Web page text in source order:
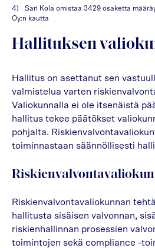
Sari Kola omistaa 3429 osaketta
Oy:n kautta
Hallituksen
Hallitus on asettanut sen
valmistelua varten
Valiokunnalla ei ole itsenäistä
hallitus tekee päätökset
pohjalta.
toiminnastaan säännöllisesti
Riskienvalvontavaliokunnan
hallitusta sisäisen valvonnan,
riskienhallinnan prosessien
toimintojen sekä compliance -